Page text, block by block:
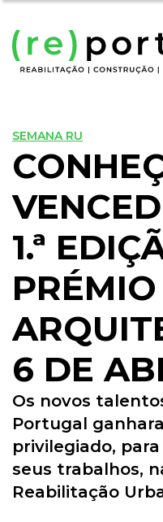
SEMANA RU
1.ª
6 DE
Os novos
Portugal
privilegiado,
seus trabalhos,
Reabilitação